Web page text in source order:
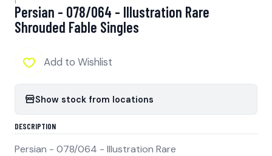
Persian - 078/064 - Illustration Rare
Shrouded Fable Singles
Add to Wishlist
Show stock from locations
DESCRIPTION
Persian - 078/064 - Illustration Rare